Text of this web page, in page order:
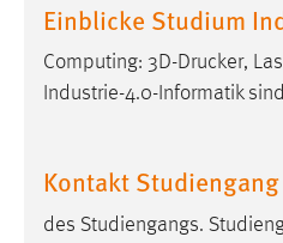
Einblicke Studium
Computing: 3D-Drucker,
Industrie-4.0-Informatik
Kontakt
des Studiengangs.